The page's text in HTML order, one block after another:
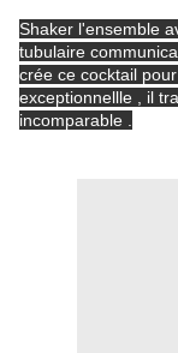
Shaker l'ensemble
tubulaire
crée ce cocktail
exceptionnellle , il
incomparable .